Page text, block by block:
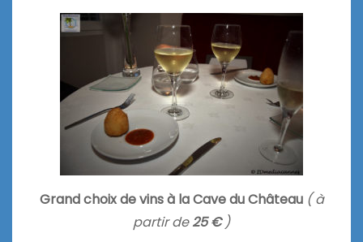
Grand choix de vins à la Cave du Château ( à
partir de25 €)